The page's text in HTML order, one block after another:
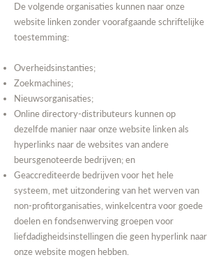
De volgende organisaties kunnen naar onze
website linken zonder voorafgaande schriftelijke
toestemming:
Overheidsinstanties;
Zoekmachines;
Nieuwsorganisaties;
Online directory-distributeurs kunnen op
dezelfde manier naar onze website linken als
hyperlinks naar de websites van andere
beursgenoteerde bedrijven; en
Geaccrediteerde bedrijven voor het hele
systeem, met uitzondering van het werven van
non-profitorganisaties, winkelcentra voor goede
doelen en fondsenwerving groepen voor
liefdadigheidsinstellingen die geen hyperlink naar
onze website mogen hebben.